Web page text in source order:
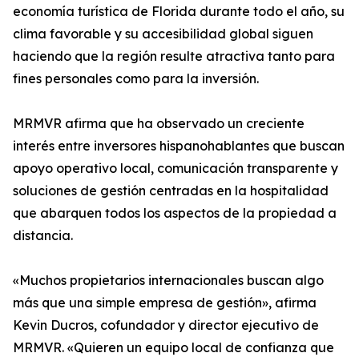
economía turística de Florida durante todo el año, su
clima favorable y su accesibilidad global siguen
haciendo que la región resulte atractiva tanto para
fines personales como para la inversión.
MRMVR afirma que ha observado un creciente
interés entre inversores hispanohablantes que buscan
apoyo operativo local, comunicación transparente y
soluciones de gestión centradas en la hospitalidad
que abarquen todos los aspectos de la propiedad a
distancia.
«Muchos propietarios internacionales buscan algo
más que una simple empresa de gestión», afirma
Kevin Ducros, cofundador y director ejecutivo de
MRMVR. «Quieren un equipo local de confianza que